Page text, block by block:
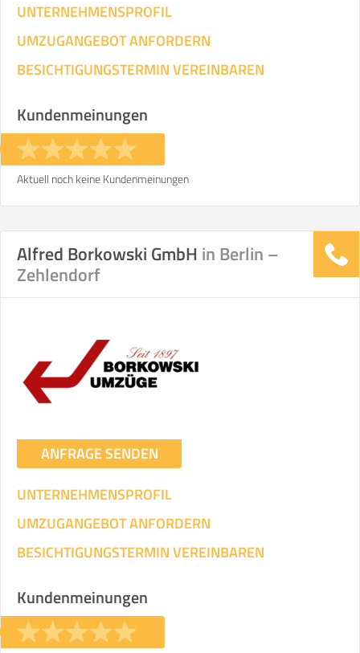
UNTERNEHMENSPROFIL
UMZUGANGEBOT ANFORDERN
BESICHTIGUNGSTERMIN VEREINBAREN
Kundenmeinungen
Aktuell noch keine Kundenmeinungen
Alfred Borkowski GmbH in Berlin –
Zehlendorf
ANFRAGE SENDEN
UNTERNEHMENSPROFIL
UMZUGANGEBOT ANFORDERN
BESICHTIGUNGSTERMIN VEREINBAREN
Kundenmeinungen